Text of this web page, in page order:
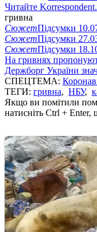
Читайте
гривна
СюжетПідсумки
СюжетПідсумки
СюжетПідсумки
На гривнях
Держборг України
СПЕЦТЕМА:
ТЕГИ: гривна, НБУ,
Якщо ви помітили
натисніть Ctrl +